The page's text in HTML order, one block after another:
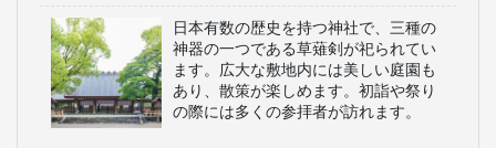
日本有数の歴史を持つ神社で、三種の
神器の一つである草薙剣が祀られてい
ます。広大な敷地内には美しい庭園も
あり、散策が楽しめます。初詣や祭り
の際には多くの参拝者が訪れます。